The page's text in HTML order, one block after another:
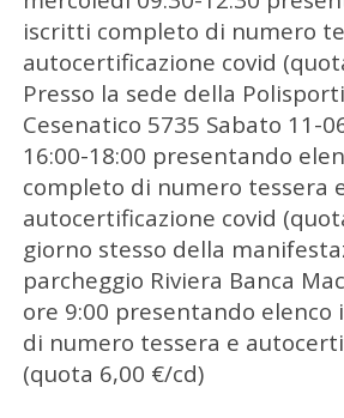
iscritti completo di numero
autocertificazione covid
Presso la sede della
Cesenatico 5735 Sabato 11-
16:00-18:00 presentando
completo di numero tessera
autocertificazione covid
giorno stesso della
parcheggio Riviera Banca
ore 9:00 presentando
di numero tessera e
(quota 6,00 €/cd)